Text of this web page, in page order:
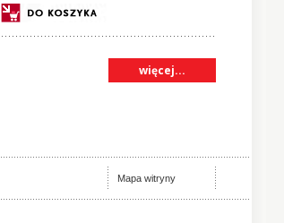
więcej...
Mapa witryny